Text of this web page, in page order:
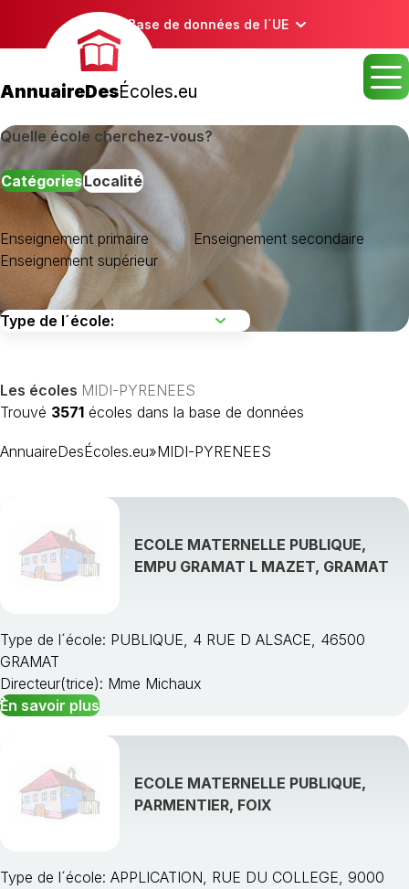
Base de données de l´UE
AnnuaireDesÉcoles.eu
Quelle école cherchez-vous?
CatégoriesLocalité
Enseignement primaire
Enseignement secondaire
Enseignement supérieur
AVEYRON
GERS
HAUTE-GARONNE
HAUTES-PYRÉNÉES
TARN-ET-GARONNE
Les écoles MIDI-PYRENEES
Trouvé 3571 écoles dans la base de données
AnnuaireDesÉcoles.eu»MIDI-PYRENEES
ECOLE MATERNELLE PUBLIQUE,
EMPU GRAMAT L MAZET, GRAMAT
Type de l´école: PUBLIQUE, 4 RUE D ALSACE, 46500
GRAMAT
Directeur(trice): Mme Michaux
En savoir plus
ECOLE MATERNELLE PUBLIQUE,
PARMENTIER, FOIX
Type de l´école: APPLICATION, RUE DU COLLEGE, 9000